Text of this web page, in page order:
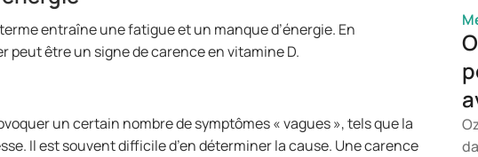
entraîne une fatigue et un manque d’énergie. En
peut être un signe de carence en vitamine D.
un certain nombre de symptômes « vagues », tels que la
Il est souvent difficile d’en déterminer la cause. Une carence